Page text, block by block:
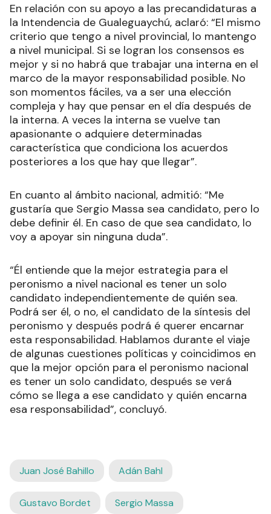
En relación con su apoyo a las precandidaturas a
la Intendencia de Gualeguaychú, aclaró: “El mismo
criterio que tengo a nivel provincial, lo mantengo
a nivel municipal. Si se logran los consensos es
mejor y si no habrá que trabajar una interna en el
marco de la mayor responsabilidad posible. No
son momentos fáciles, va a ser una elección
compleja y hay que pensar en el día después de
la interna. A veces la interna se vuelve tan
apasionante o adquiere determinadas
característica que condiciona los acuerdos
posteriores a los que hay que llegar”.
En cuanto al ámbito nacional, admitió: “Me
gustaría que Sergio Massa sea candidato, pero lo
debe definir él. En caso de que sea candidato, lo
voy a apoyar sin ninguna duda”.
“Él entiende que la mejor estrategia para el
peronismo a nivel nacional es tener un solo
candidato independientemente de quién sea.
Podrá ser él, o no, el candidato de la síntesis del
peronismo y después podrá é querer encarnar
esta responsabilidad. Hablamos durante el viaje
de algunas cuestiones políticas y coincidimos en
que la mejor opción para el peronismo nacional
es tener un solo candidato, después se verá
cómo se llega a ese candidato y quién encarna
esa responsabilidad”, concluyó.
Juan José Bahillo Adán Bahl
Gustavo Bordet Sergio Massa